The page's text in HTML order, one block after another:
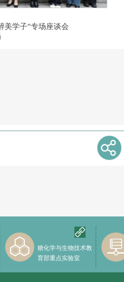
美学子”专场座谈会
糖化学与生物技术教
育部重点实验室